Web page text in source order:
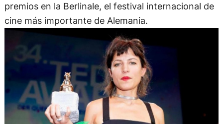
premios en la Berlinale, el festival internacional de
cine más importante de Alemania.